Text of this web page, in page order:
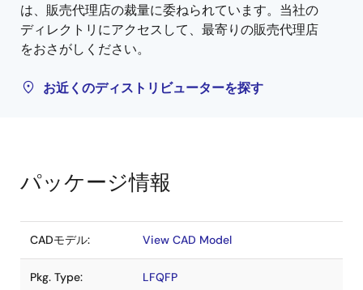
は、販売代理店の裁量に委ねられています。当社の
ディレクトリにアクセスして、最寄りの販売代理店
をおさがしください。
お近くのディストリビューターを探す
パッケージ情報
CADモデル: View CAD Model
Pkg. Type: LFQFP